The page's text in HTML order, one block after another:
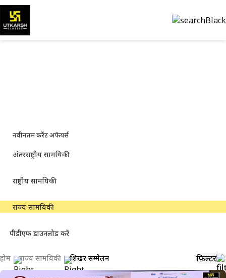
नवीनतम करेंट अफेयर्स
अंतरराष्ट्रीय सामयिकी
राष्ट्रीय सामयिकी
राज्य सामयिकी
पीडीएफ डाउनलोड करें
होम राज्य सामयिकी शिखर सम्मेलन फ़िल्टर